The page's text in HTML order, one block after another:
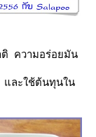
ติ ความอร่อยมัน
และใช้ต้นทุนใน